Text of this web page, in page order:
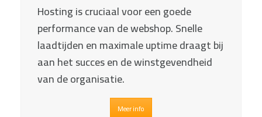
Hosting is cruciaal voor een goede
performance van de webshop. Snelle
laadtijden en maximale uptime draagt bij
aan het succes en de winstgevendheid
van de organisatie.
Meer info